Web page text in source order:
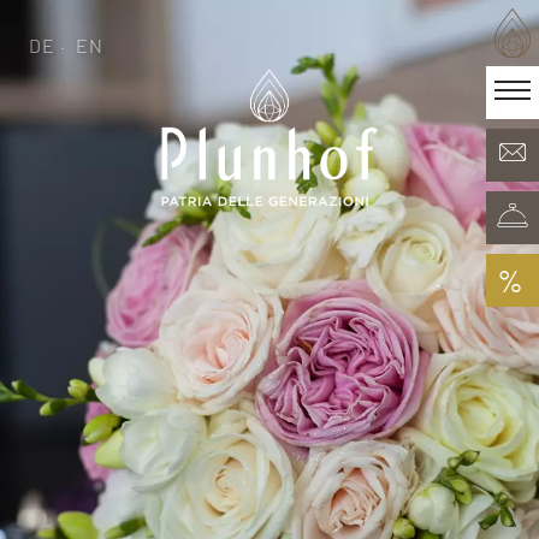
Patria delle generazioni
Camere & Offerte
Minera Acqua & Spa
Plunhof experiences
Esperienze nei dintorni
%
DE · EN